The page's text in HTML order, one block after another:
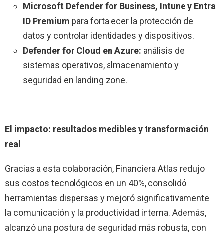
Microsoft Defender for Business, Intune y Entra
ID Premium para fortalecer la protección de
datos y controlar identidades y dispositivos.
Defender for Cloud en Azure: análisis de
sistemas operativos, almacenamiento y
seguridad en landing zone.
El impacto: resultados medibles y transformación
real
Gracias a esta colaboración, Financiera Atlas redujo
sus costos tecnológicos en un 40%, consolidó
herramientas dispersas y mejoró significativamente
la comunicación y la productividad interna. Además,
alcanzó una postura de seguridad más robusta, con